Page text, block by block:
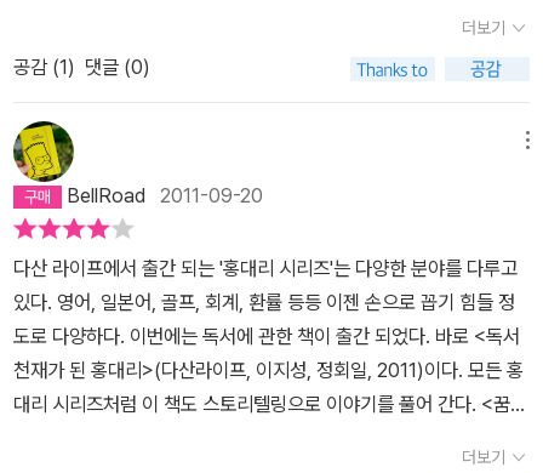
이니까...그 힘겨운 과정을 참고 견디는 독서가가 많이 생겼으면 하는
바람이고 더 나아가 활자의 소비자에서 생산자로 전환되는 이들도 많
아볼까?패션회사 마케팅팀 홍대리. 내 일만 잘하면 된다고 생각하고
나름대로 직장생활을 했지만 기획부에서 마케팅팀으로 좌천당하고
만다. 책이라고는 라면 받침으로만 사용하던 그가 몰락을 경험하고,
한때 잘나갔던 학교의 영만 선배의 몰락을 보면서 더는 이런식으로
살아서는 안 된다고 생각하게 된다. 그때, 항상 책을 읽으라고 강조를
해왔던 신문기자 친구 윤명훈이 홍대리에게 독서 멘토를 소개시켜주
겠다고 한다. 그렇게 만난 독서멘토가 바로 영어학원 강사인 정해일
이다. 정해일은 20대 내내 아토피 처방전으로 썼던 약의 부작용으로
온몸에서 진물이 나고 열이 뻗쳐서 제대로 생활을 할 수가 없을 지경
이었지만 미친듯이 열중했던 독서를 통해 용기를 얻고 새로운 인생을
시작하게 되었다. (정회일 작가와 이름이 약간 다른 동일 인물이라고
생각하면 된다.) 아무튼 홍대리처럼 독서와는 거리가 먼 사람에게 정
해일이 처음으로 준 과제는 선물한 두 권의 책을 읽어 오는 것이었고,
더보기
공감 (1) 댓글 (0)
BellRoad 2011-09-20
다산 라이프에서 출간 되는 '홍대리 시리즈'는 다양한 분야를 다루고
있다. 영어, 일본어, 골프, 회계, 환률 등등 이젠 손으로 꼽기 힘들 정
도로 다양하다. 이번에는 독서에 관한 책이 출간 되었다. 바로 <독서
천재가 된 홍대리>(다산라이프, 이지성, 정회일, 2011)이다. 모든 홍
대리 시리즈처럼 이 책도 스토리텔링으로 이야기를 풀어 간다. <꿈꾸
더보기